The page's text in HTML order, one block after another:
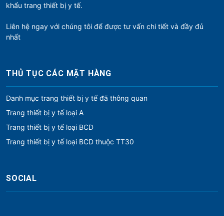
khẩu trang thiết bị y tế.
Liên hệ ngay với chúng tôi để được tư vấn chi tiết và đầy đủ
nhất
THỦ TỤC CÁC MẶT HÀNG
Danh mục trang thiết bị y tế đã thông quan
Trang thiết bị y tế loại A
Trang thiết bị y tế loại BCD
Trang thiết bị y tế loại BCD thuộc TT30
SOCIAL